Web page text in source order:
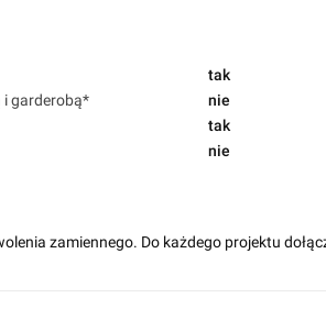
tak
i garderobą*
nie
tak
nie
zamiennego. Do każdego projektu